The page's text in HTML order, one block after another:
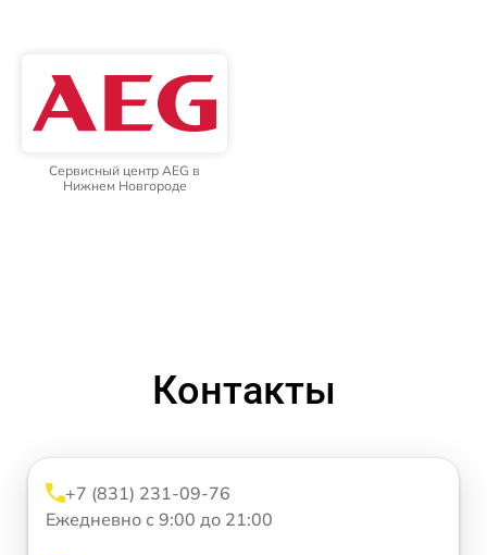
Сервисный центр AEG в
Нижнем Новгороде
Контакты
+7 (831) 231-09-76
Ежедневно с 9:00 до 21:00